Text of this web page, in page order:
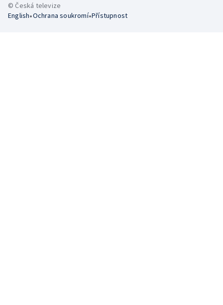
© Česká televize
English•Ochrana soukromí•Přístupnost